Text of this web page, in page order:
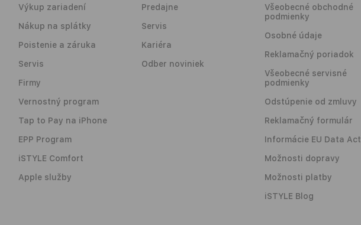
Výkup zariadení
Nákup na splátky
Poistenie a záruka
Servis
Firmy
Vernostný program
Tap to Pay na iPhone
EPP Program
iSTYLE Comfort
Apple služby
Predajne
Servis
Kariéra
Odber noviniek
Všeobecné obchodné
podmienky
Osobné údaje
Reklamačný poriadok
Všeobecné servisné
podmienky
Odstúpenie od zmluvy
Reklamačný formulár
Informácie EU Data Act
Možnosti dopravy
Možnosti platby
iSTYLE Blog